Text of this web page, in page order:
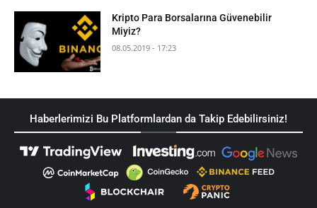
Kripto Para Borsalarına Güvenebilir
Miyiz?
08.05.2019 - 17:23
Haberlerimizi Bu Platformlardan da Takip Edebilirsiniz!